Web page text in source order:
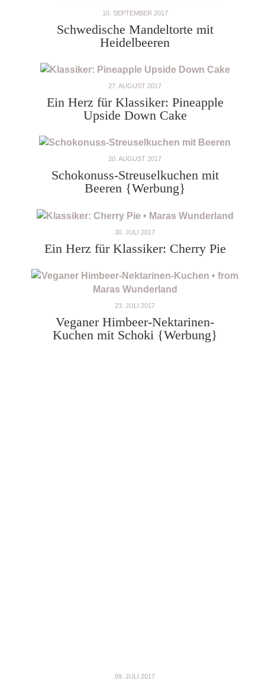
10. SEPTEMBER 2017
Schwedische Mandeltorte mit
Heidelbeeren
27. AUGUST 2017
Ein Herz für Klassiker: Pineapple
Upside Down Cake
20. AUGUST 2017
Schokonuss-Streuselkuchen mit
Beeren {Werbung}
30. JULI 2017
Ein Herz für Klassiker: Cherry Pie
23. JULI 2017
Veganer Himbeer-Nektarinen-
Kuchen mit Schoki {Werbung}
09. JULI 2017